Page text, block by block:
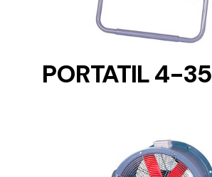
PORTATIL 4-